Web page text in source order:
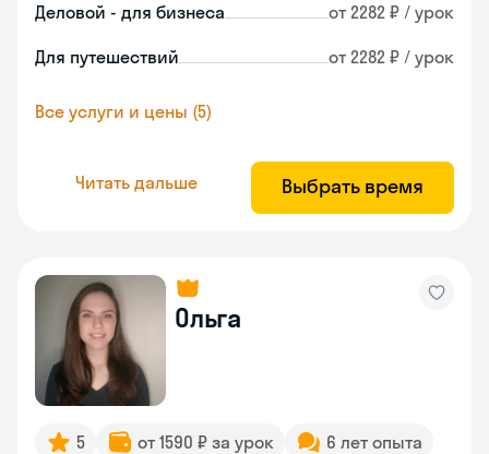
Деловой - для бизнеса от 2282 ₽ / урок
Для путешествий от 2282 ₽ / урок
Все услуги и цены (5)
Читать дальше Выбрать время
Ольга
5 от 1590 ₽ за урок
6 лет опыта